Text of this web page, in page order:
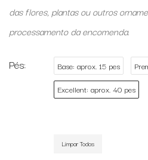
das flores, plantas ou outros
processamento da encomenda.
Pés Base: aprox. 15 pes
Excellent: aprox. 40 pes
Limpar Todos